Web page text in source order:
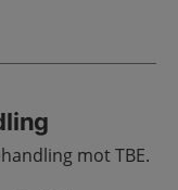
mot TBE.